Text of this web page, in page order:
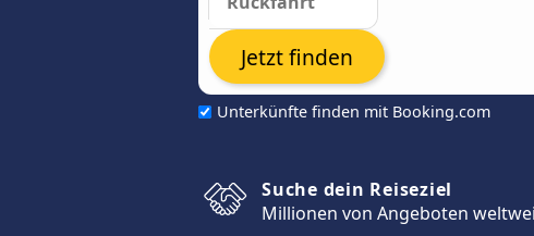
Unterkünfte finden mit Booking.com
Jetzt finden
Suche dein Reiseziel
Millionen von Angeboten